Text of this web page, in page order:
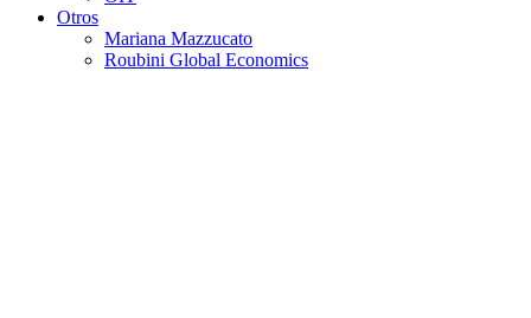
Otros
Mariana Mazzucato
Roubini Global Economics